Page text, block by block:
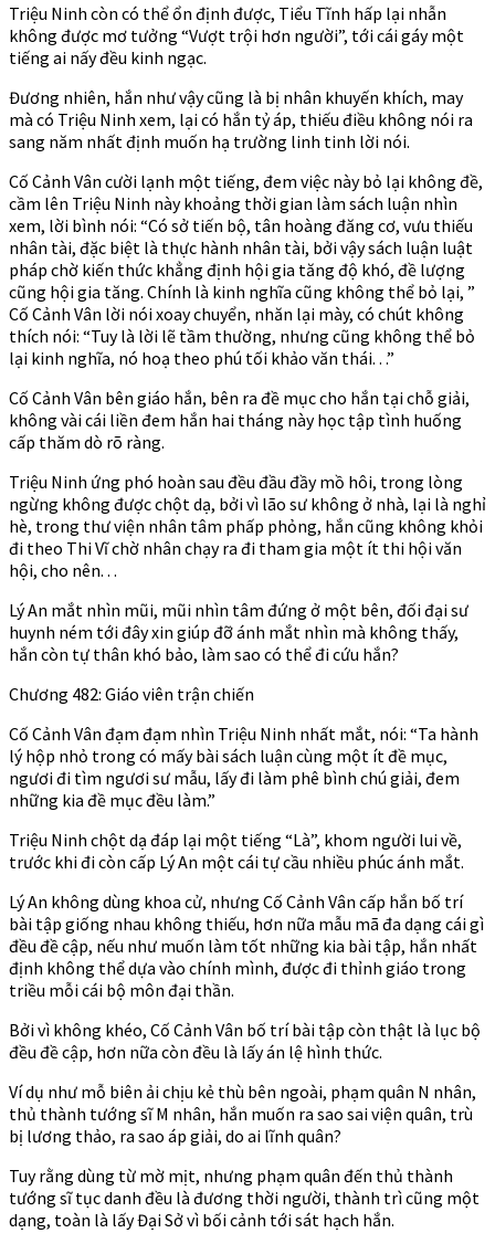
Triệu Ninh còn có thể ổn định được, Tiểu Tĩnh hấp lại nhẫn
không được mơ tưởng “Vượt trội hơn người”, tới cái gáy một
tiếng ai nấy đều kinh ngạc.
Đương nhiên, hắn như vậy cũng là bị nhân khuyến khích, may
mà có Triệu Ninh xem, lại có hắn tỷ áp, thiếu điều không nói ra
sang năm nhất định muốn hạ trường linh tinh lời nói.
Cố Cảnh Vân cười lạnh một tiếng, đem việc này bỏ lại không đề,
cầm lên Triệu Ninh này khoảng thời gian làm sách luận nhìn
xem, lời bình nói: “Có sở tiến bộ, tân hoàng đăng cơ, vưu thiếu
nhân tài, đặc biệt là thực hành nhân tài, bởi vậy sách luận luật
pháp chờ kiến thức khẳng định hội gia tăng độ khó, đề lượng
cũng hội gia tăng. Chính là kinh nghĩa cũng không thể bỏ lại, ”
Cố Cảnh Vân lời nói xoay chuyển, nhăn lại mày, có chút không
thích nói: “Tuy là lời lẽ tầm thường, nhưng cũng không thể bỏ
lại kinh nghĩa, nó hoạ theo phú tối khảo văn thái. . .”
Cố Cảnh Vân bên giáo hắn, bên ra đề mục cho hắn tại chỗ giải,
không vài cái liền đem hắn hai tháng này học tập tình huống
cấp thăm dò rõ ràng.
Triệu Ninh ứng phó hoàn sau đều đầu đầy mồ hôi, trong lòng
ngừng không được chột dạ, bởi vì lão sư không ở nhà, lại là nghỉ
hè, trong thư viện nhân tâm phấp phỏng, hắn cũng không khỏi
đi theo Thi Vĩ chờ nhân chạy ra đi tham gia một ít thi hội văn
hội, cho nên. . .
Lý An mắt nhìn mũi, mũi nhìn tâm đứng ở một bên, đối đại sư
huynh ném tới đây xin giúp đỡ ánh mắt nhìn mà không thấy,
hắn còn tự thân khó bảo, làm sao có thể đi cứu hắn?
Chương 482: Giáo viên trận chiến
Cố Cảnh Vân đạm đạm nhìn Triệu Ninh nhất mắt, nói: “Ta hành
lý hộp nhỏ trong có mấy bài sách luận cùng một ít đề mục,
ngươi đi tìm ngươi sư mẫu, lấy đi làm phê bình chú giải, đem
những kia đề mục đều làm.”
Triệu Ninh chột dạ đáp lại một tiếng “Là”, khom người lui về,
trước khi đi còn cấp Lý An một cái tự cầu nhiều phúc ánh mắt.
Lý An không dùng khoa cử, nhưng Cố Cảnh Vân cấp hắn bố trí
bài tập giống nhau không thiếu, hơn nữa mẫu mã đa dạng cái gì
đều đề cập, nếu như muốn làm tốt những kia bài tập, hắn nhất
định không thể dựa vào chính mình, được đi thỉnh giáo trong
triều mỗi cái bộ môn đại thần.
Bởi vì không khéo, Cố Cảnh Vân bố trí bài tập còn thật là lục bộ
đều đề cập, hơn nữa còn đều là lấy án lệ hình thức.
Ví dụ như mỗ biên ải chịu kẻ thù bên ngoài, phạm quân N nhân,
thủ thành tướng sĩ M nhân, hắn muốn ra sao sai viện quân, trù
bị lương thảo, ra sao áp giải, do ai lĩnh quân?
Tuy rằng dùng từ mờ mịt, nhưng phạm quân đến thủ thành
tướng sĩ tục danh đều là đương thời người, thành trì cũng một
dạng, toàn là lấy Đại Sở vì bối cảnh tới sát hạch hắn.